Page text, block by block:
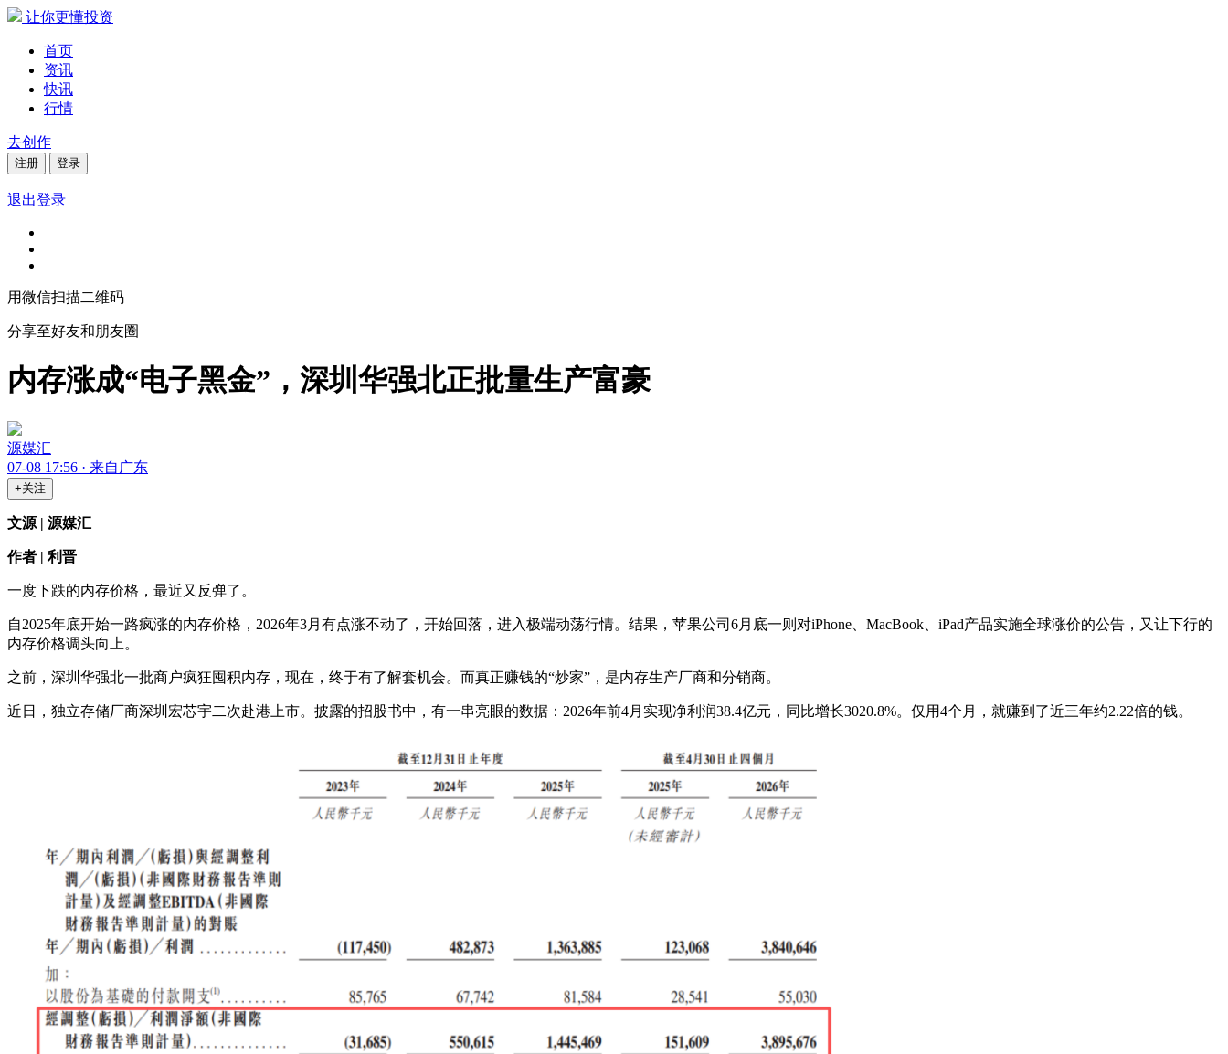
让你更懂投资
首页
资讯
快讯
行情
去创作
注册 登录
退出登录
用微信扫描二维码
分享至好友和朋友圈
内存涨成“电子黑金”，深圳华强北正批量生产富豪
源媒汇
07-08 17:56 · 来自广东
+关注
文源 | 源媒汇
作者 | 利晋
一度下跌的内存价格，最近又反弹了。
自2025年底开始一路疯涨的内存价格，2026年3月有点涨不动了，开始回落，进入极端动荡行情。结果，苹果公司6月底一则对iPhone、MacBook、iPad产品实施全球涨价的公告，又让下行的
内存价格调头向上。
之前，深圳华强北一批商户疯狂囤积内存，现在，终于有了解套机会。而真正赚钱的“炒家”，是内存生产厂商和分销商。
近日，独立存储厂商深圳宏芯宇二次赴港上市。披露的招股书中，有一串亮眼的数据：2026年前4月实现净利润38.4亿元，同比增长3020.8%。仅用4个月，就赚到了近三年约2.22倍的钱。